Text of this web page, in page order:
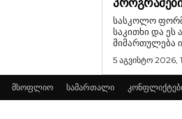
სასკოლო
საკითხი და ეს
მიმართულება
5 აგვისტო 2026,
მსოფლიო სამართალი